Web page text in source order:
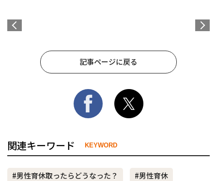
記事ページに戻る
関連キーワード KEYWORD
#男性育休取ったらどうなった？
#男性育休